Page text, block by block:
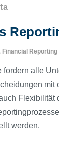
Financial Reporting
alle
werden.